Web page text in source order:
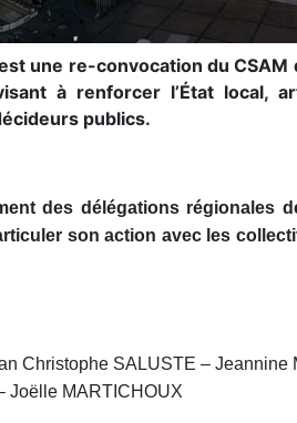
une re-convocation du CSAM
à renforcer l’État local,
publics.
des délégations régionales
son action avec les
Christophe SALUSTE – Jeannine
Joëlle MARTICHOUX